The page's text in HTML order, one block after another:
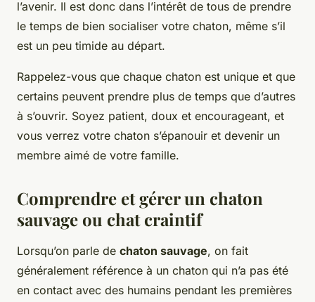
l’avenir. Il est donc dans l’intérêt de tous de prendre
le temps de bien socialiser votre chaton, même s’il
est un peu timide au départ.
Rappelez-vous que chaque chaton est unique et que
certains peuvent prendre plus de temps que d’autres
à s’ouvrir. Soyez patient, doux et encourageant, et
vous verrez votre chaton s’épanouir et devenir un
membre aimé de votre famille.
Comprendre et gérer un chaton
sauvage ou chat craintif
Lorsqu’on parle de chaton sauvage, on fait
généralement référence à un chaton qui n’a pas été
en contact avec des humains pendant les premières